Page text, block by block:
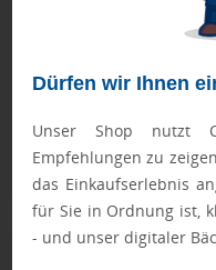
Dürfen wir Ihnen
Unser Shop nutzt
Empfehlungen zu
das Einkaufserlebnis
für Sie in Ordnung ist,
- und unser digitaler
schaffen es in den
Ewa Engel,